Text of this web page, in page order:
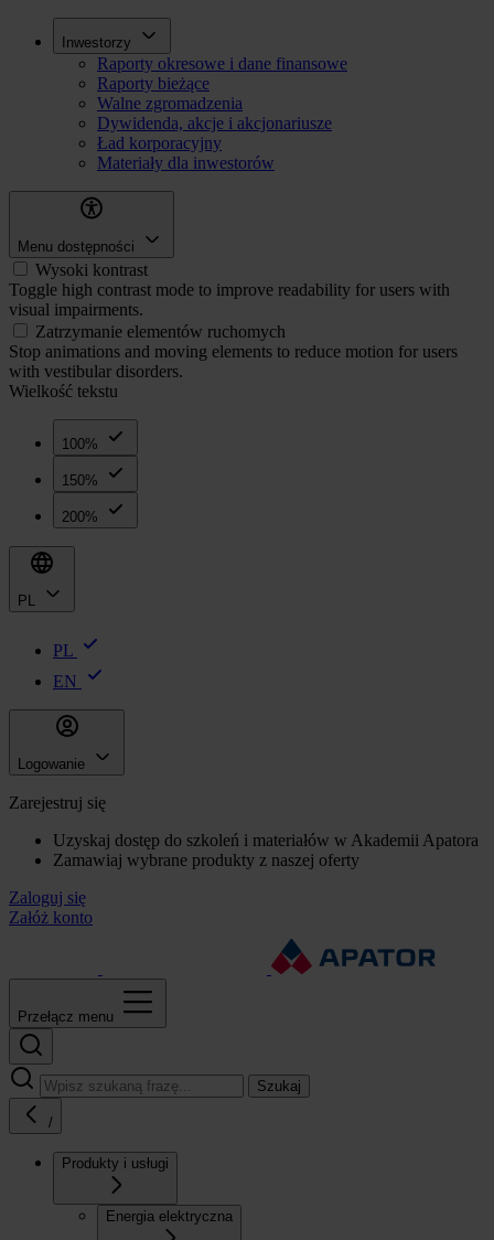
Inwestorzy
Raporty okresowe i dane finansowe
Raporty bieżące
Walne zgromadzenia
Dywidenda, akcje i akcjonariusze
Ład korporacyjny
Materiały dla inwestorów
Menu dostępności
Wysoki kontrast
Toggle high contrast mode to improve readability for users with
visual impairments.
Zatrzymanie elementów ruchomych
Stop animations and moving elements to reduce motion for users
with vestibular disorders.
Wielkość tekstu
100%
150%
200%
PL
PL
EN
Logowanie
Zarejestruj się
Uzyskaj dostęp do szkoleń i materiałów w Akademii Apatora
Zamawiaj wybrane produkty z naszej oferty
Zaloguj się
Załóż konto
Przełącz menu
Szukaj
/
Produkty i usługi
Energia elektryczna